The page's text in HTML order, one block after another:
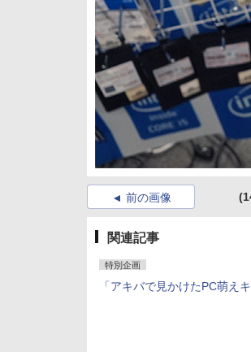
前の画像
関連記事
特別企画
「アキバで見かけたPC萌え